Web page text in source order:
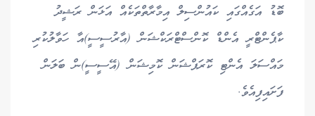
ބޮޑު އަގެއްގައި ކައުންސިލް އިމާރާތްތަކެއް އަޅަން ރަޝީދު
ކާޕެންޓްރީ އެންޑް ކޮންސްޓްރަކްޝަން (އާރުސީސީ)އާ ހަވާލުކުރި
މައްސަލަ އެންޓި ކޮރަޕްޝަން ކޮމިޝަން (އޭސީސީ)ން ބަލަން
ފަށައިފިއެވެ.